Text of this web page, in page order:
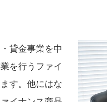
貸金事業を中
を行うファイ
す。他にはな